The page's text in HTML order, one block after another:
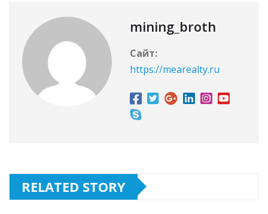
mining_broth
Сайт:
https://mearealty.ru
RELATED STORY